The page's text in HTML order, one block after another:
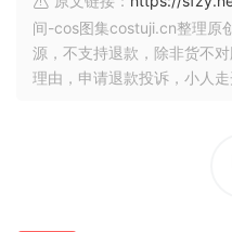
间-cos图集costuji.cn整理原
源，不支持退款，除非货不
理由，申请退款投诉，小人